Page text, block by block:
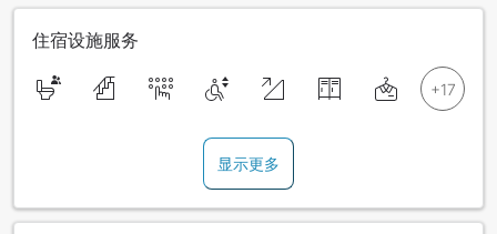
住宿设施服务
显示更多